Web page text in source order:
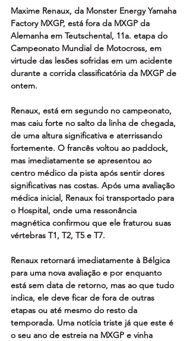
Maxime Renaux, da Monster Energy Yamaha
Factory MXGP, está fora da MXGP da
Alemanha em Teutschental, 11a. etapa do
Campeonato Mundial de Motocross, em
virtude das lesões sofridas em um acidente
durante a corrida classificatória da MXGP de
ontem.
Renaux, está em segundo no campeonato,
mas caiu forte no salto da linha de chegada,
de uma altura significativa e aterrissando
fortemente. O francês voltou ao paddock,
mas imediatamente se apresentou ao
centro médico da pista após sentir dores
significativas nas costas. Após uma avaliação
médica inicial, Renaux foi transportado para
o Hospital, onde uma ressonância
magnética confirmou que ele fraturou suas
vértebras T1, T2, T5 e T7.
Renaux retornará imediatamente à Bélgica
para uma nova avaliação e por enquanto
está sem data de retorno, mas ao que tudo
indica, ele deve ficar de fora de outras
etapas ou até mesmo do resto da
temporada. Uma notícia triste já que este é
o seu ano de estreia na MXGP e vinha